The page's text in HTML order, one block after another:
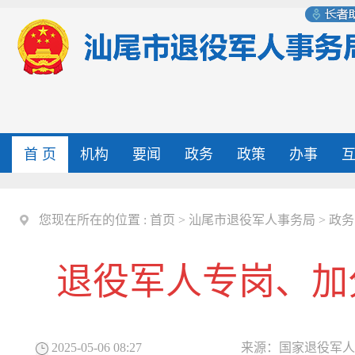
首 页 机构 要闻 政务 政策 办事
您现在所在的位置 : 首页 > 汕尾市退役军人事务局 > 政务
退役军人专岗、
2025-05-06 08:27 来源： 国家退役军